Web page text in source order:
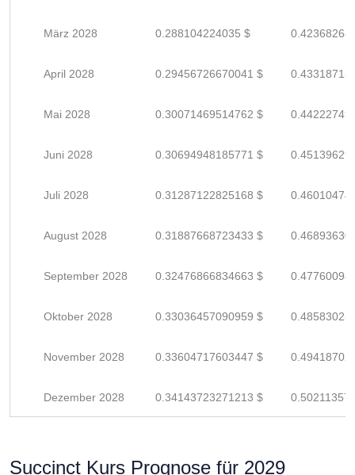
März 2028 0.288104224035 $
April 2028 0.29456726670041 $
Mai 2028 0.30071469514762 $
Juni 2028 0.30694948185771 $
Juli 2028 0.31287122825168 $
August 2028 0.31887668723433 $
September 2028 0.32476866834663 $
Oktober 2028 0.33036457090959 $
November 2028 0.33604717603447 $
Dezember 2028 0.34143723271213 $
Succinct Kurs Prognose für 2029